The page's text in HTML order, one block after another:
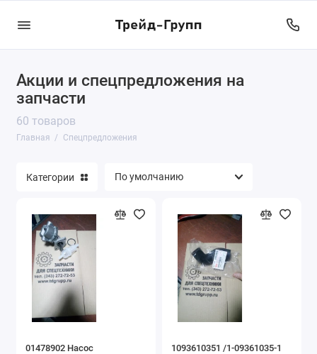
Акции и спецпредложения на
запчасти
60 товаров
Главная Спецпредложения
Категории
01478902 Насос
1093610351 /1-09361035-1